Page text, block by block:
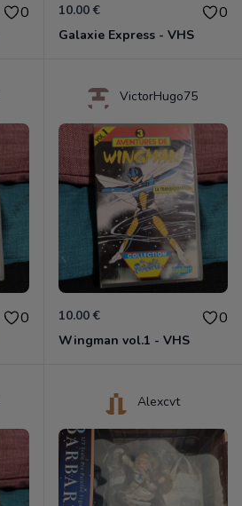
0 10.00 € 0
Galaxie Express - VHS
0
VictorHugo75
10.00 € 0
Wingman vol.1 - VHS
Alexcvt